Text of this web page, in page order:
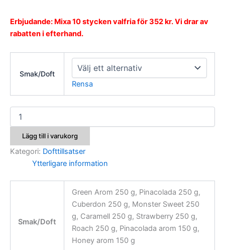
Erbjudande: Mixa 10 stycken valfria för 352 kr. Vi drar av
rabatten i efterhand.
Smak/Doft
Rensa
Champion
Feed
mängd
Lägg till i varukorg
Kategori: Dofttillsatser
Ytterligare information
Smak/Doft
Green Arom 250 g, Pinacolada 250 g,
Cuberdon 250 g, Monster Sweet 250
g, Caramell 250 g, Strawberry 250 g,
Roach 250 g, Pinacolada arom 150 g,
Honey arom 150 g